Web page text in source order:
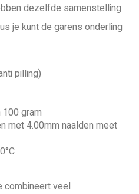
dezelfde samenstelling
je kunt de garens onderling
pilling)
gram
met 4.00mm naalden meet
combineert veel